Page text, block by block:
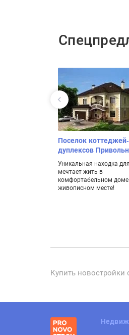
Поселок коттеджей-
дуплексов
Уникальная находка
мечтает жить в
комфортабельном доме
живописном месте!
Купить новостройки